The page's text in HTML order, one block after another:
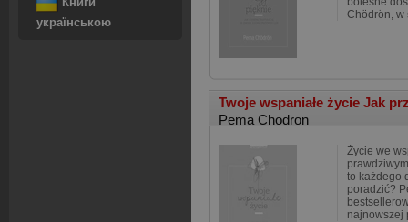
Книги
українською
Chödrön, w
Twoje wspaniałe życie Jak
Pema Chodron
Życie we
to każdego
poradzić?
najnowszej